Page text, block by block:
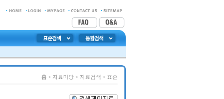
홈 > 자료마당 > 자료검색 > 표준